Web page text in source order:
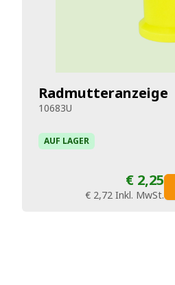
Radmutteranzeige
10683U
AUF LAGER
€ 2,25
€ 2,72 Inkl. MwSt.